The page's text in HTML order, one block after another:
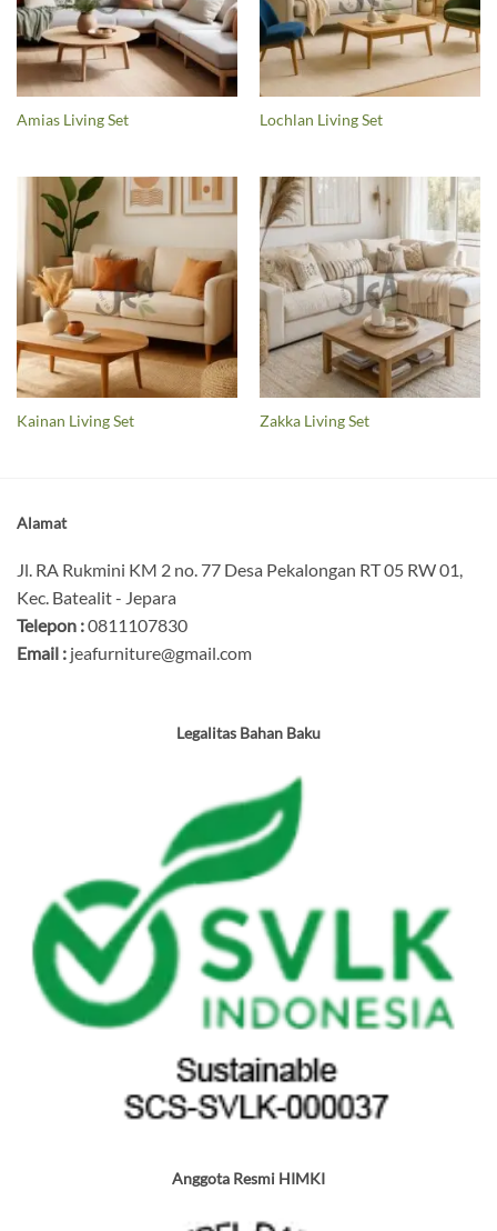
Amias Living Set Lochlan Living Set
Kainan Living Set Zakka Living Set
Alamat
Jl. RA Rukmini KM 2 no. 77 Desa Pekalongan RT 05 RW 01,
Kec. Batealit - Jepara
Telepon :0811107830
Email : jeafurniture@gmail.com
Legalitas Bahan Baku
Anggota Resmi HIMKI